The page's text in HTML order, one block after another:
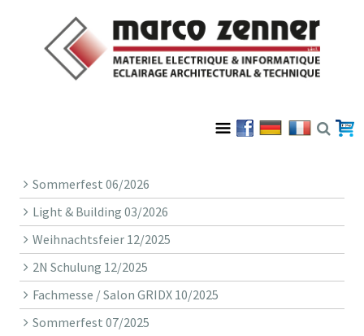
Sommerfest 06/2026
Light & Building 03/2026
Weihnachtsfeier 12/2025
2N Schulung 12/2025
Fachmesse / Salon GRIDX 10/2025
Sommerfest 07/2025